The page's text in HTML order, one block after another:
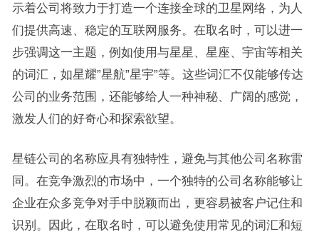
示着公司将致力于打造一个连接全球的卫星网络，为人
们提供高速、稳定的互联网服务。在取名时，可以进一
步强调这一主题，例如使用与星星、星座、宇宙等相关
的词汇，如星耀”星航”星宇”等。这些词汇不仅能够传达
公司的业务范围，还能够给人一种神秘、广阔的感觉，
激发人们的好奇心和探索欲望。
星链公司的名称应具有独特性，避免与其他公司名称雷
同。在竞争激烈的市场中，一个独特的公司名称能够让
企业在众多竞争对手中脱颖而出，更容易被客户记住和
识别。因此，在取名时，可以避免使用常见的词汇和短